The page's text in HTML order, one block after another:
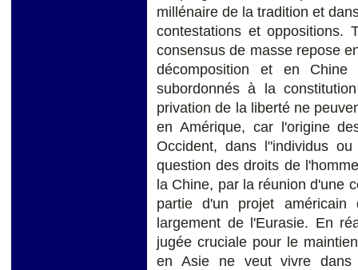
millénaire de la tradition et
contestations et oppositions.
consensus de masse repose
décomposition et en Chine
subordonnés à la
privation de la liberté ne
en Amérique, car l'origine
Occident, dans l"individus
question des droits de
la Chine, par la réunion d'une
partie d'un projet
largement de l'Eurasie. En
jugée cruciale pour le
en Asie ne veut vivre